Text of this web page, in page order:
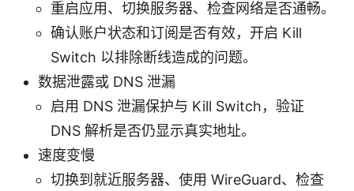
重启应用、切换服务器、检查网络是否通畅。
确认账户状态和订阅是否有效，开启 Kill
Switch 以排除断线造成的问题。
数据泄露或 DNS 泄漏
启用 DNS 泄漏保护与 Kill Switch，验证
DNS 解析是否仍显示真实地址。
速度变慢
切换到就近服务器、使用 WireGuard、检查